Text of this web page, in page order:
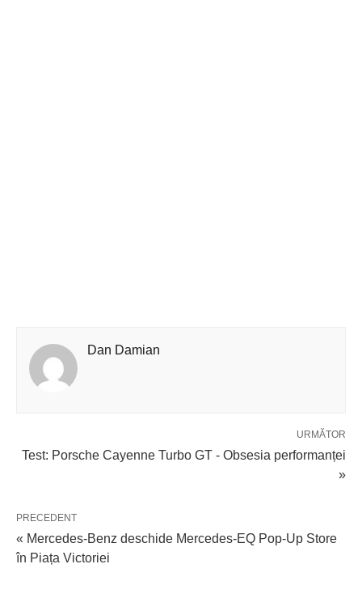
Dan Damian
URMĂTOR
Test: Porsche Cayenne Turbo GT - Obsesia performanței
»
PRECEDENT
« Mercedes-Benz deschide Mercedes-EQ Pop-Up Store
în Piața Victoriei